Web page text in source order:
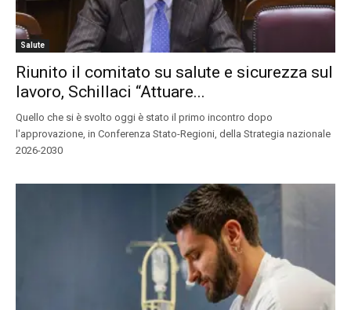
Salute
Riunito il comitato su salute e sicurezza sul
lavoro, Schillaci “Attuare...
Quello che si è svolto oggi è stato il primo incontro dopo
l'approvazione, in Conferenza Stato-Regioni, della Strategia nazionale
2026-2030